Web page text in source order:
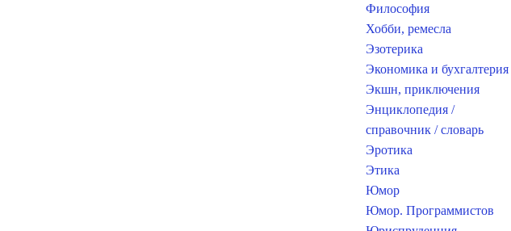
Философия
Хобби, ремесла
Эзотерика
Экономика и бухгалтерия
Экшн, приключения
Энциклопедия /
справочник / словарь
Эротика
Этика
Юмор
Юмор. Программистов